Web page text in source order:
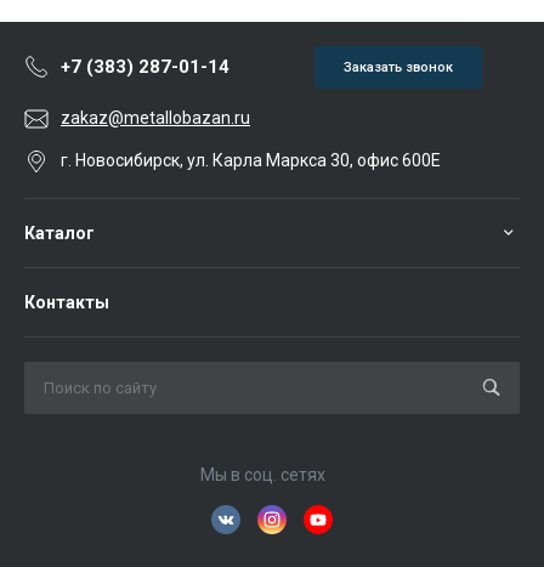
+7 (383) 287-01-14 Заказать звонок
zakaz@metallobazan.ru
г. Новосибирск, ул. Карла Маркса 30, офис 600Е
Каталог
Контакты
Мы в соц. сетях